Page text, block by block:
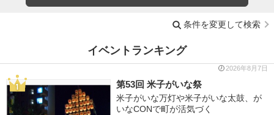
条件を変更して検索
イベントランキング
2026年8月7日
第53回 米子がいな祭
米子がいな万灯や米子がいな太鼓、が
いなCONで町が活気づく